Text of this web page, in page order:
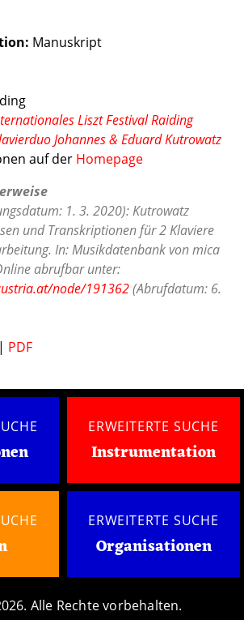
Manuskript
Liszt Festival Raiding
Johannes & Eduard Kutrowatz
auf der Homepage
1. 3. 2020): Kutrowatz
und Transkriptionen für 2 Klaviere
In: Musikdatenbank von mica
abrufbar unter:
node/191362(Abrufdatum: 6.
| PDF
ERWEITERTE SUCHE
Instrumentation
ERWEITERTE SUCHE
Organisationen
Alle Rechte vorbehalten.